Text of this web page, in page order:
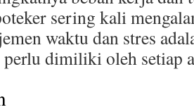
sering kali
waktu dan stres
dimiliki oleh setiap